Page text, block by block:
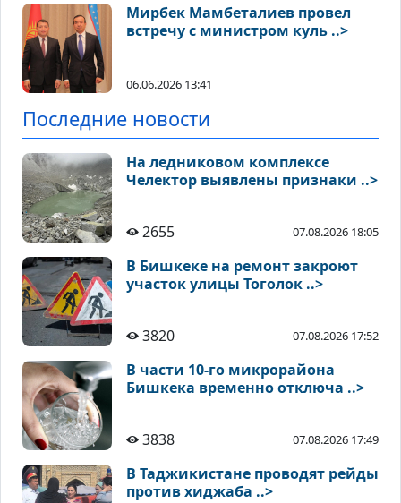
Мирбек Мамбеталиев провел
встречу с министром куль ..>
06.06.2026 13:41
Последние новости
На ледниковом комплексе
Челектор выявлены признаки ..>
2655 07.08.2026 18:05
В Бишкеке на ремонт закроют
участок улицы Тоголок ..>
3820 07.08.2026 17:52
В части 10-го микрорайона
Бишкека временно отключа ..>
3838 07.08.2026 17:49
В Таджикистане проводят рейды
против хиджаба ..>